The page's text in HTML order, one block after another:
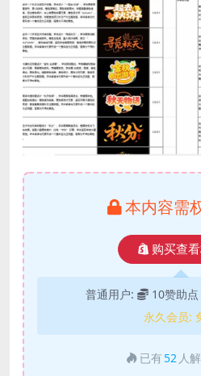
本内容需
购买查
普通用户: 10赞助点
永久会员:
已有 52 人